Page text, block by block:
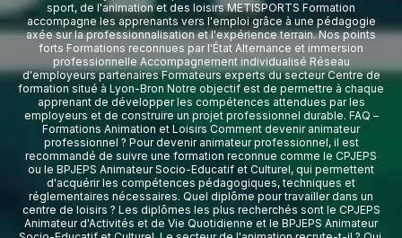
sport, de l'animation et des loisirs METISPORTS Formation
accompagne les apprenants vers l'emploi grâce à une pédagogie
axée sur la professionnalisation et l'expérience terrain. Nos points
forts Formations reconnues par l'État Alternance et immersion
professionnelle Accompagnement individualisé Réseau
d'employeurs partenaires Formateurs experts du secteur Centre de
formation situé à Lyon-Bron Notre objectif est de permettre à chaque
apprenant de développer les compétences attendues par les
employeurs et de construire un projet professionnel durable. FAQ –
Formations Animation et Loisirs Comment devenir animateur
professionnel ? Pour devenir animateur professionnel, il est
recommandé de suivre une formation reconnue comme le CPJEPS
ou le BPJEPS Animateur Socio-Educatif et Culturel, qui permettent
d'acquérir les compétences pédagogiques, techniques et
réglementaires nécessaires. Quel diplôme pour travailler dans un
centre de loisirs ? Les diplômes les plus recherchés sont le CPJEPS
Animateur d'Activités et de Vie Quotidienne et le BPJEPS Animateur